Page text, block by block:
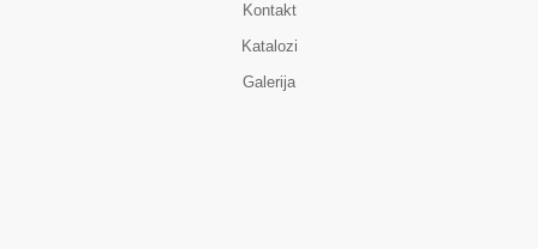
Kontakt
Katalozi
Galerija